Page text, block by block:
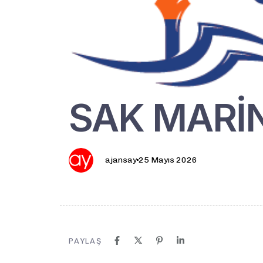
SAK
ajansay25 Mayıs 2026
PAYLAŞ